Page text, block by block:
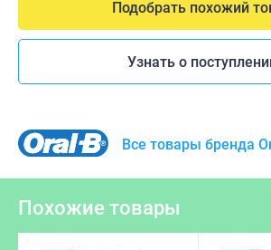
Подобрать похожий
Узнать о
Все товары бренда
Похожие товары